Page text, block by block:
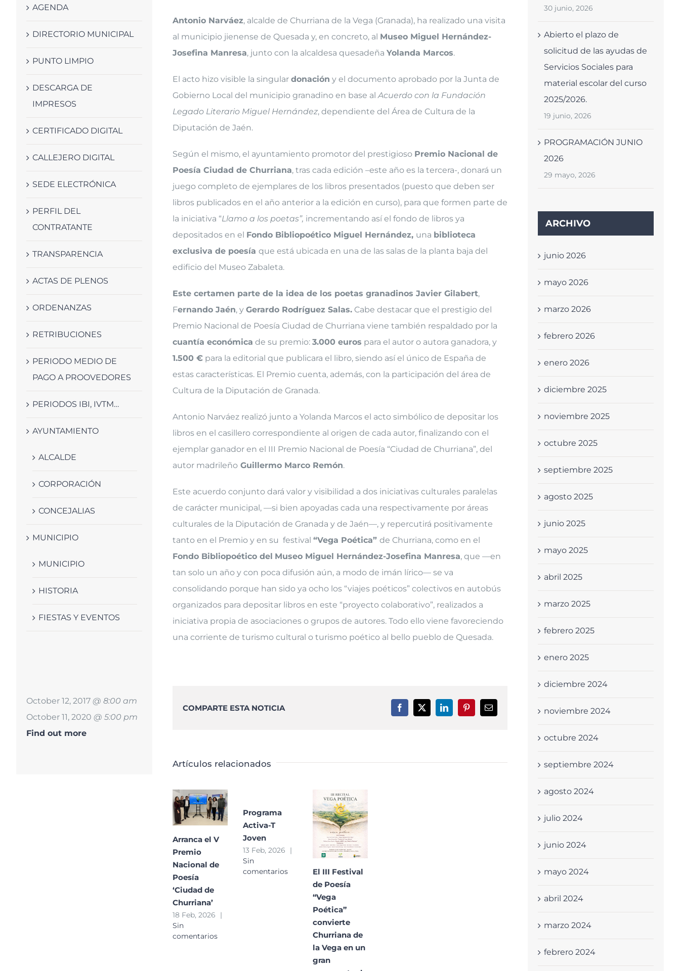
Antonio Narváez, alcalde de Churriana de la Vega (Granada), ha realizado una visita
al municipio jienense de Quesada y, en concreto, al Museo Miguel Hernández-
Josefina Manresa, junto con la alcaldesa quesadeña Yolanda Marcos.
El acto hizo visible la singular donación y el documento aprobado por la Junta de
Gobierno Local del municipio granadino en base alAcuerdo con la Fundación
Legado Literario Miguel Hernández, dependiente del Área de Cultura de la
Diputación de Jaén.
Según el mismo, el ayuntamiento promotor del prestigioso Premio Nacional de
Poesía Ciudad de Churriana, tras cada edición –este año es la tercera-, donará un
juego completo de ejemplares de los libros presentados (puesto que deben ser
libros publicados en el año anterior a la edición en curso), para que formen parte de
la iniciativa “Llamo a los poetas”, incrementando así el fondo de libros ya
depositados en el Fondo Bibliopoético Miguel Hernández, una biblioteca
exclusiva de poesía que está ubicada en una de las salas de la planta baja del
edificio del Museo Zabaleta.
Este certamen parte de la idea de los poetas granadinos Javier Gilabert,
Fernando Jaén, y Gerardo Rodríguez Salas.Cabe destacar que el prestigio del
Premio Nacional de Poesía Ciudad de Churriana viene también respaldado por la
cuantía económica de su premio: 3.000 euros para el autor o autora ganadora, y
1.500 €para la editorial que publicara el libro, siendo así el único de España de
estas características. El Premio cuenta, además, con la participación del área de
Cultura de la Diputación de Granada.
Antonio Narváez realizó junto a Yolanda Marcos el acto simbólico de depositar los
libros en el casillero correspondiente al origen de cada autor, finalizando con el
ejemplar ganador en el III Premio Nacional de Poesía “Ciudad de Churriana”, del
autor madrileñoGuillermo Marco Remón.
Este acuerdo conjunto dará valor y visibilidad a dos iniciativas culturales paralelas
de carácter municipal, —si bien apoyadas cada una respectivamente por áreas
culturales de la Diputación de Granada y de Jaén—, y repercutirá positivamente
tanto en el Premio y en su festival “Vega Poética” de Churriana, como en el
Fondo Bibliopoético del Museo Miguel Hernández-Josefina Manresa, que —en
tan solo un año y con poca difusión aún, a modo de imán lírico— se va
consolidando porque han sido ya ocho los “viajes poéticos” colectivos en autobús
organizados para depositar libros en este “proyecto colaborativo”, realizados a
iniciativa propia de asociaciones o grupos de autores. Todo ello viene favoreciendo
una corriente de turismo cultural o turismo poético al bello pueblo de Quesada.
COMPARTE ESTA NOTICIA Facebook
X LinkedInPinterestCorreo
Artículos relacionados
Arranca el V
Premio
Nacional de
Poesía
‘Ciudad de
Churriana’
18 Feb, 2026
|
Sin
comentarios
Programa
Activa-T
Joven
13 Feb, 2026
|
Sin
comentarios
El III Festival
de Poesía
“Vega
Poética”
convierte
Churriana de
la Vega en un
gran
AGENDA
DIRECTORIO MUNICIPAL
PUNTO LIMPIO
DESCARGA DE
IMPRESOS
CERTIFICADO DIGITAL
CALLEJERO DIGITAL
SEDE ELECTRÓNICA
PERFIL DEL
CONTRATANTE
TRANSPARENCIA
ACTAS DE PLENOS
ORDENANZAS
RETRIBUCIONES
PERIODO MEDIO DE
PAGO A PROOVEDORES
PERIODOS IBI, IVTM…
AYUNTAMIENTO
ALCALDE
CORPORACIÓN
CONCEJALIAS
MUNICIPIO
MUNICIPIO
HISTORIA
FIESTAS Y EVENTOS
October 12, 2017 @ 8:00 am
October 11, 2020 @ 5:00 pm
Find out more
30 junio, 2026
Abierto el plazo de
solicitud de las ayudas de
Servicios Sociales para
material escolar del curso
2025/2026.
19 junio, 2026
PROGRAMACIÓN JUNIO
2026
29 mayo, 2026
ARCHIVO
junio 2026
mayo 2026
marzo 2026
febrero 2026
enero 2026
diciembre 2025
noviembre 2025
octubre 2025
septiembre 2025
agosto 2025
junio 2025
mayo 2025
abril 2025
marzo 2025
febrero 2025
enero 2025
diciembre 2024
noviembre 2024
octubre 2024
septiembre 2024
agosto 2024
julio 2024
junio 2024
mayo 2024
abril 2024
marzo 2024
febrero 2024